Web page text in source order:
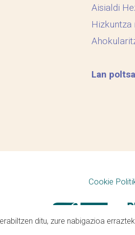
Aisialdi
Lan poltsa
Cookie
ditu, zure nabigazioa